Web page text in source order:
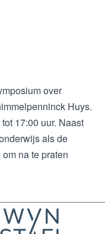
over
Huys.
17:00 uur. Naast
als de
na te praten